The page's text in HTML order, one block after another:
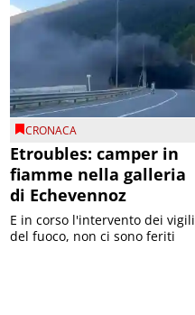
CRONACA
Etroubles: camper in
fiamme nella galleria
di Echevennoz
E in corso l'intervento dei vigili
del fuoco, non ci sono feriti